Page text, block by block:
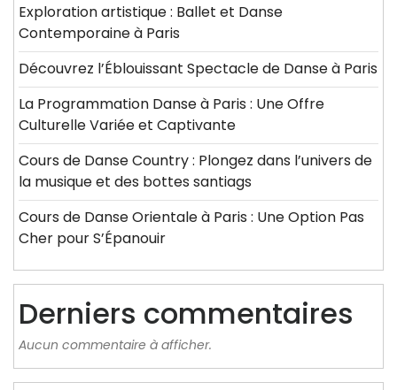
Exploration artistique : Ballet et Danse
Contemporaine à Paris
Découvrez l’Éblouissant Spectacle de Danse à Paris
La Programmation Danse à Paris : Une Offre
Culturelle Variée et Captivante
Cours de Danse Country : Plongez dans l’univers de
la musique et des bottes santiags
Cours de Danse Orientale à Paris : Une Option Pas
Cher pour S’Épanouir
Derniers commentaires
Aucun commentaire à afficher.